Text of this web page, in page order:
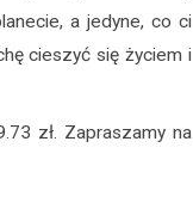
a jedyne, co ci
cieszyć się życiem i
zł. Zapraszamy na